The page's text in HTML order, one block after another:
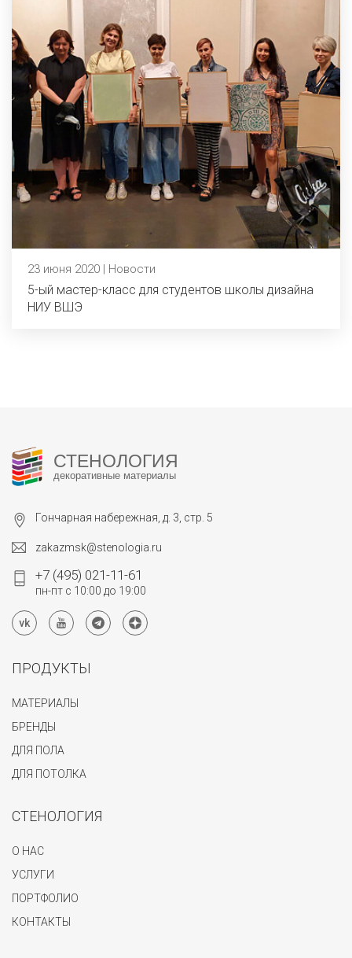
23 июня 2020 | Новости
5-ый мастер-класс для студентов школы дизайна
НИУ ВШЭ
СТЕНОЛОГИЯ
декоративные материалы
Гончарная набережная, д. 3, стр. 5
zakazmsk@stenologia.ru
+7 (495) 021-11-61
пн-пт с 10:00 до 19:00
ПРОДУКТЫ
МАТЕРИАЛЫ
БРЕНДЫ
ДЛЯ ПОЛА
ДЛЯ ПОТОЛКА
СТЕНОЛОГИЯ
О НАС
УСЛУГИ
ПОРТФОЛИО
КОНТАКТЫ